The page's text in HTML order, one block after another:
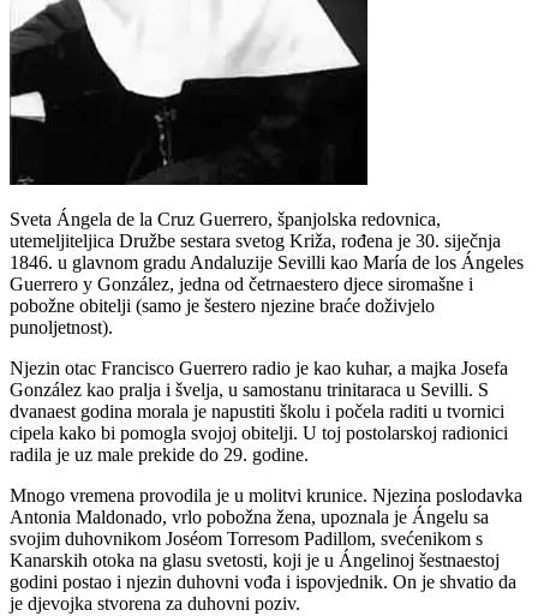
Sveta Ángela de la Cruz Guerrero, španjolska redovnica,
utemeljiteljica Družbe sestara svetog Križa, rođena je 30. siječnja
1846. u glavnom gradu Andaluzije Sevilli kao María de los Ángeles
Guerrero y González, jedna od četrnaestero djece siromašne i
pobožne obitelji (samo je šestero njezine braće doživjelo
punoljetnost).
Njezin otac Francisco Guerrero radio je kao kuhar, a majka Josefa
González kao pralja i švelja, u samostanu trinitaraca u Sevilli. S
dvanaest godina morala je napustiti školu i počela raditi u tvornici
cipela kako bi pomogla svojoj obitelji. U toj postolarskoj radionici
radila je uz male prekide do 29. godine.
Mnogo vremena provodila je u molitvi krunice. Njezina poslodavka
Antonia Maldonado, vrlo pobožna žena, upoznala je Ángelu sa
svojim duhovnikom Joséom Torresom Padillom, svećenikom s
Kanarskih otoka na glasu svetosti, koji je u Ángelinoj šestnaestoj
godini postao i njezin duhovni vođa i ispovjednik. On je shvatio da
je djevojka stvorena za duhovni poziv.